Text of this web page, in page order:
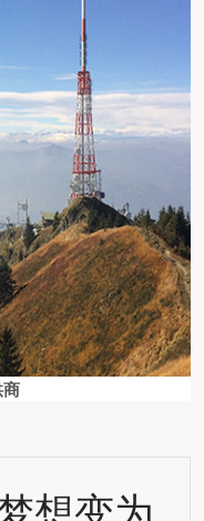
变为